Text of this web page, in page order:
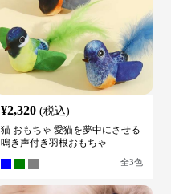
¥2,320 (税込)
猫 おもちゃ 愛猫を夢中にさせる
鳴き声付き羽根おもちゃ
全3色